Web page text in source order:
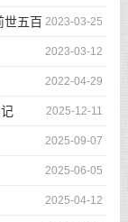
2023-03-25
世五百
2023-03-12
2022-04-29
2025-12-11
2025-09-07
2025-06-05
2025-04-12